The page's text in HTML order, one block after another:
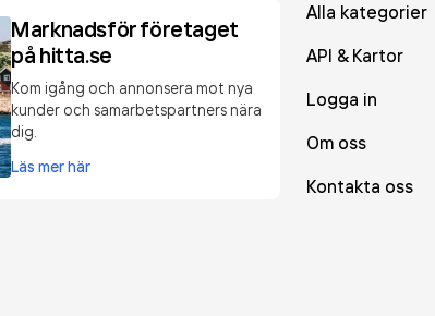
Marknadsför företaget
på hitta.se
Kom igång och annonsera mot nya
kunder och samarbetspartners nära
dig.
Läs mer här
Alla kategorier
API & Kartor
Logga in
Om oss
Kontakta oss